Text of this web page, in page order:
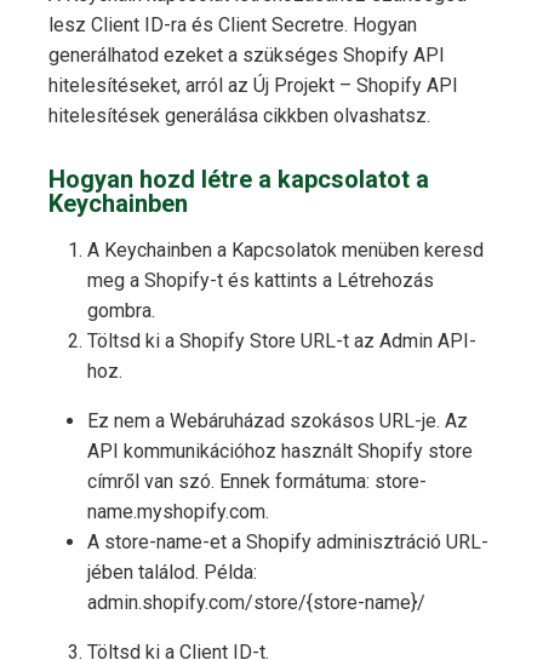
lesz Client ID-ra és Client Secretre. Hogyan
generálhatod ezeket a szükséges Shopify API
hitelesítéseket, arról az Új Projekt – Shopify API
hitelesítések generálása cikkben olvashatsz.
Hogyan hozd létre a kapcsolatot a
Keychainben
A Keychainben a Kapcsolatok menüben keresd
meg a Shopify-t és kattints a Létrehozás
gombra.
Töltsd ki a Shopify Store URL-t az Admin API-
hoz.
Ez nem a Webáruházad szokásos URL-je. Az
API kommunikációhoz használt Shopify store
címről van szó. Ennek formátuma: store-
name.myshopify.com.
A store-name-et a Shopify adminisztráció URL-
jében találod. Példa:
admin.shopify.com/store/{store-name}/
Töltsd ki a Client ID-t.